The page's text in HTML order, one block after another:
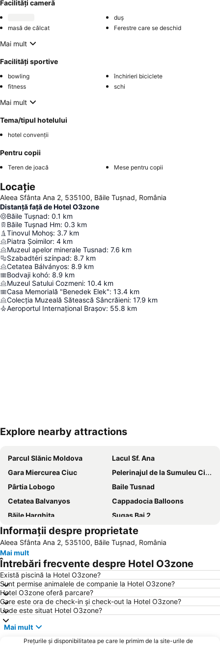
Facilități cameră
duș
masă de călcat
Ferestre care se deschid
Mai mult
Facilități sportive
bowling
închirieri biciclete
fitness
schi
Mai mult
Tema/tipul hotelului
hotel convenții
Pentru copii
Teren de joacă Mese pentru copii
Locație
Aleea Sfânta Ana 2, 535100, Băile Tuşnad, România
Distanță față de Hotel O3zone
Băile Tuşnad: 0.1 km
Băile Tușnad Hm: 0.3 km
Tinovul Mohoș: 3.7 km
Piatra Șoimilor: 4 km
Muzeul apelor minerale Tusnad: 7.6 km
Szabadtéri színpad: 8.7 km
Cetatea Bálványos: 8.9 km
Bodvaji kohó: 8.9 km
Muzeul Satului Cozmeni: 10.4 km
Casa Memorială "Benedek Elek": 13.4 km
Colecția Muzeală Sătească Sâncrăieni: 17.9 km
Aeroportul Internațional Brașov: 55.8 km
Explore nearby attractions
Parcul Slănic Moldova
Lacul Sf. Ana
Gara Miercurea Ciuc
Pelerinajul de la Sumuleu Ciuc
Pârtia Lobogo
Baile Tusnad
Cetatea Balvanyos
Cappadocia Balloons
Băile Harghita
Sugas Bai 2
Lorincz Zsigmond 1
Partia Tusnad
Curmatura 1
Pârtia Lobogo
Mihai Mare/Nagy Mihaly
Informații despre proprietate
Aleea Sfânta Ana 2, 535100, Băile Tuşnad, România
Mai mult
Întrebări frecvente despre Hotel O3zone
Există piscină la Hotel O3zone?
Sunt permise animalele de companie la Hotel O3zone?
Hotel O3zone oferă parcare?
Care este ora de check-in și check-out la Hotel O3zone?
Unde este situat Hotel O3zone?
Mai mult
Prețurile și disponibilitatea pe care le primim de la site-urile de